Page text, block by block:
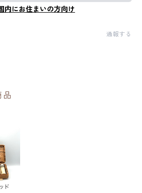
内にお住まいの方向け
通報する
品